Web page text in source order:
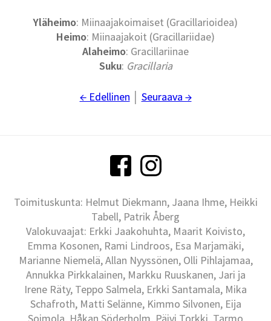
Yläheimo: Miinaajakoimaiset (Gracillarioidea)
Heimo: Miinaajakoit (Gracillariidae)
Alaheimo: Gracillariinae
Suku: Gracillaria
← Edellinen Seuraava →
Toimituskunta: Helmut Diekmann, Jaana Ihme, Heikki
Tabell, Patrik Åberg
Valokuvaajat: Erkki Jaakohuhta, Maarit Koivisto,
Emma Kosonen, Rami Lindroos, Esa Marjamäki,
Marianne Niemelä, Allan Nyyssönen, Olli Pihlajamaa,
Annukka Pirkkalainen, Markku Ruuskanen, Jari ja
Irene Räty, Teppo Salmela, Erkki Santamala, Mika
Schafroth, Matti Selänne, Kimmo Silvonen, Eija